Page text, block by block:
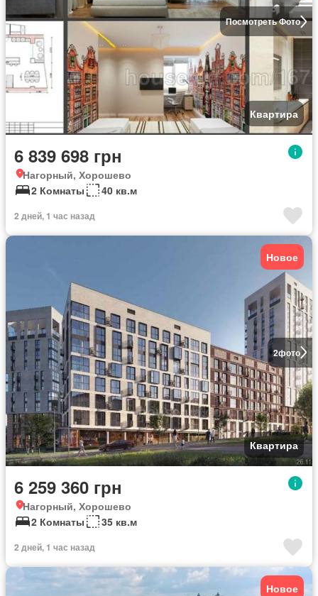
Посмотреть Фото
Квартира
6 839 698 грн
Нагорный, Хорошево
2 Комнаты
40 кв.м
2 дней, 1 час назад
2фото
Новое
Квартира
6 259 360 грн
Нагорный, Хорошево
2 Комнаты
35 кв.м
2 дней, 1 час назад
Новое